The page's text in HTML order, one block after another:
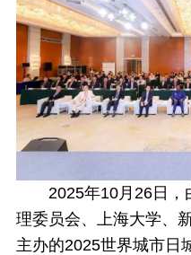
2025年10月26日，
理委员会、上海大学、
主办的2025世界城市日